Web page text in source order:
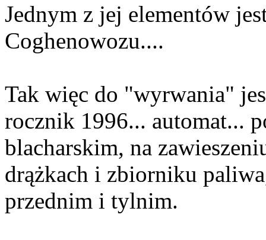
Jednym z jej elementów
Coghenowozu....
Tak więc do "wyrwania"
rocznik 1996... automat...
blacharskim, na
drążkach i zbiorniku
przednim i tylnim.